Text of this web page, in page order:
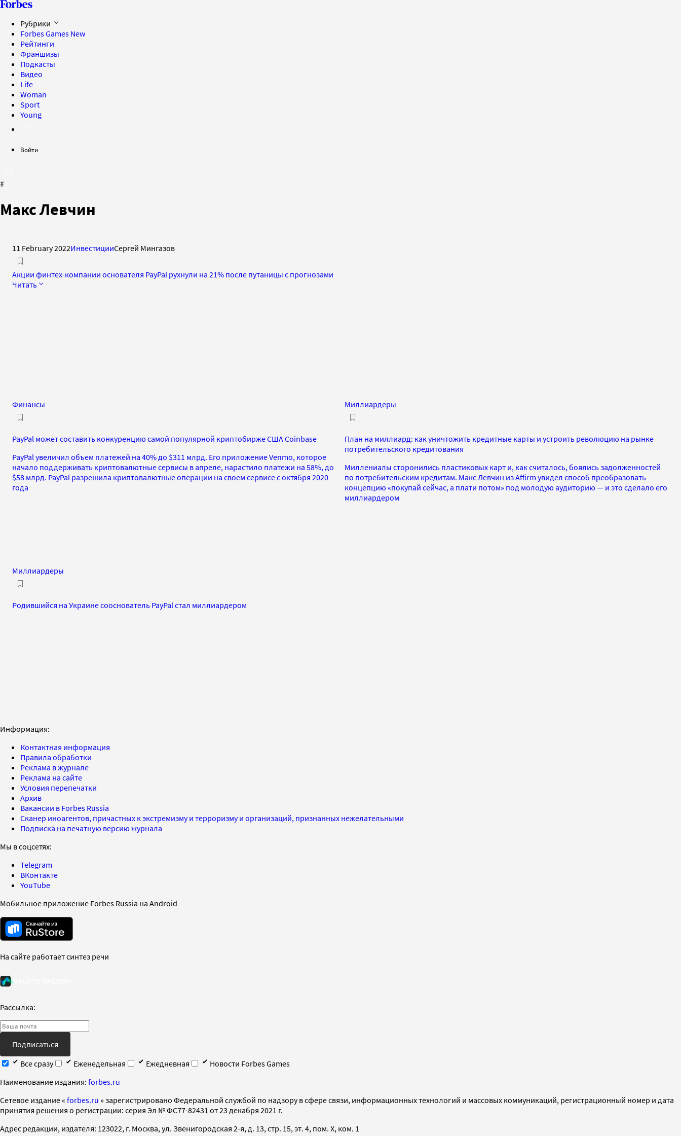
Рубрики
Forbes Games New
Рейтинги
Франшизы
Подкасты
Видео
Life
Woman
Sport
Young
Войти
#
Макс Левчин
11 February 2022ИнвестицииСергей Мингазов
Акции финтех-компании основателя PayPal рухнули на 21% после путаницы с прогнозами
Читать
Финансы
PayPal может составить конкуренцию самой популярной криптобирже США Coinbase
PayPal увеличил объем платежей на 40% до $311 млрд. Его приложение Venmo, которое
начало поддерживать криптовалютные сервисы в апреле, нарастило платежи на 58%, до
$58 млрд. PayPal разрешила криптовалютные операции на своем сервисе с октября 2020
года
Миллиардеры
План на миллиард: как уничтожить кредитные карты и устроить революцию на рынке
потребительского кредитования
Миллениалы сторонились пластиковых карт и, как считалось, боялись задолженностей
по потребительским кредитам. Макс Левчин из Affirm увидел способ преобразовать
концепцию «покупай сейчас, а плати потом» под молодую аудиторию — и это сделало его
миллиардером
Миллиардеры
Родившийся на Украине сооснователь PayPal стал миллиардером
Информация:
Контактная информация
Правила обработки
Реклама в журнале
Реклама на сайте
Условия перепечатки
Архив
Вакансии в Forbes Russia
Сканер иноагентов, причастных к экстремизму и терроризму и организаций, признанных нежелательными
Подписка на печатную версию журнала
Мы в соцсетях:
Telegram
ВКонтакте
YouTube
Мобильное приложение Forbes Russia на Android
На сайте работает синтез речи
Рассылка:
Подписаться
Все сразу
Еженедельная Ежедневная
Новости Forbes Games
Наименование издания: forbes.ru
Cетевое издание « forbes.ru » зарегистрировано Федеральной службой по надзору в сфере связи, информационных технологий и массовых коммуникаций, регистрационный номер и дата
принятия решения о регистрации: серия Эл № ФС77-82431 от 23 декабря 2021 г.
Адрес редакции, издателя: 123022, г. Москва, ул. Звенигородская 2-я, д. 13, стр. 15, эт. 4, пом. X, ком. 1